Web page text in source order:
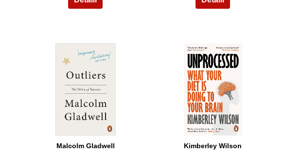
14
Malcolm Gladwell Kimberley Wilson